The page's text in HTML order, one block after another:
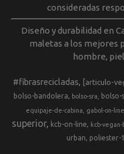
consideradas
Diseño y durabilidad en
maletas a los mejores
hombre,
#fibrasrecicladas [articulo-
bolso-bandolera bolso-sra bolso-
equipaje-de-cabina gabol-on-line
superior
kcb-on-line kcb-vegan-
urban
poliester-